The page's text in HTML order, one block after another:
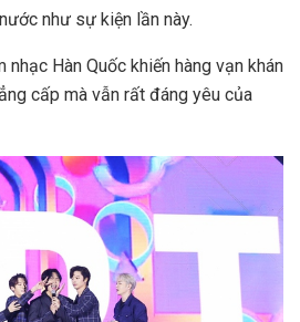
như sự kiện lần này.
nhạc Hàn Quốc khiến hàng vạn khán
cấp mà vẫn rất đáng yêu của